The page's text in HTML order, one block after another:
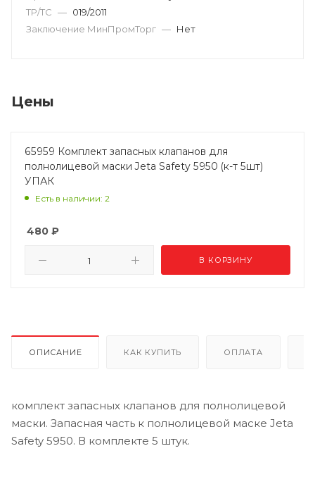
ТР/ТС — 019/2011
Заключение МинПромТорг — Нет
Цены
65959 Комплект запасных клапанов для
полнолицевой маски Jeta Safety 5950 (к-т 5шт)
УПАК
Есть в наличии: 2
480 ₽
В КОРЗИНУ
ОПИСАНИЕ КАК КУПИТЬ ОПЛАТА
комплект запасных клапанов для полнолицевой
маски. Запасная часть к полнолицевой маске Jeta
Safety 5950. В комплекте 5 штук.